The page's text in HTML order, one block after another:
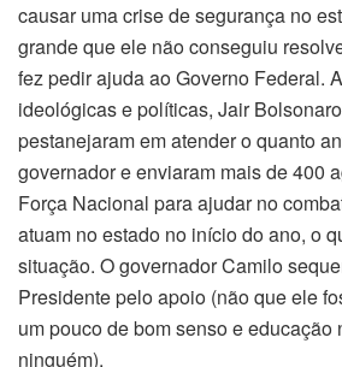
causar uma crise de segurança no
grande que ele não conseguiu
fez pedir ajuda ao Governo Federal.
ideológicas e políticas, Jair
pestanejaram em atender o quanto
governador e enviaram mais de 400
Força Nacional para ajudar no
atuam no estado no início do ano, o
situação. O governador Camilo
Presidente pelo apoio (não que ele
um pouco de bom senso e educação
ninguém).